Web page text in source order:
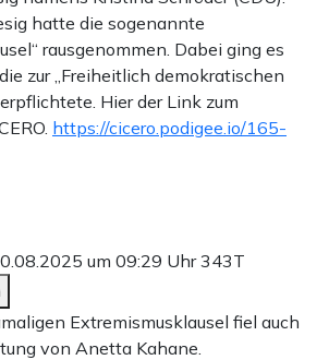
hatte die sogenannte
rausgenommen. Dabei ging es
zur „Freiheitlich demokratischen
Hier der Link zum
https://cicero.podigee.io/165-
um 09:29 Uhr343T
Extremismusklausel fiel auch
von Anetta Kahane.